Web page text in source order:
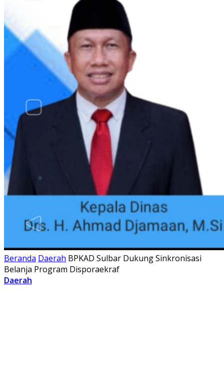
Beranda Daerah BPKAD Sulbar Dukung Sinkronisasi
Belanja Program Disporaekraf
Daerah